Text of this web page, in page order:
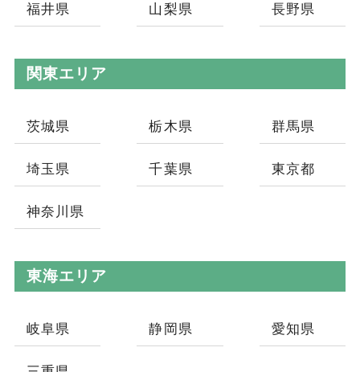
福井県 山梨県 長野県
関東エリア
茨城県 栃木県 群馬県
埼玉県 千葉県 東京都
神奈川県
東海エリア
岐阜県 静岡県 愛知県